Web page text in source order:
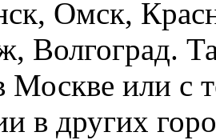
Омск,
Волгоград.
Москве или с
в других